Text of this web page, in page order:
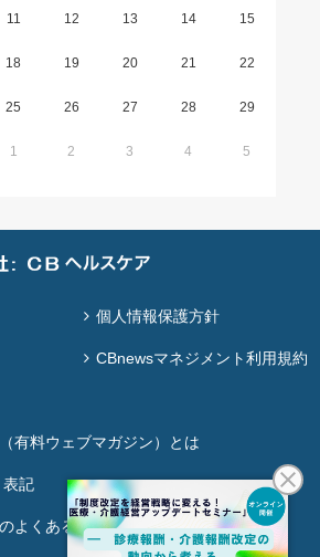
11 12 13 14 15
18 19 20 21 22
25 26 27 28 29
1 2 3 4 5
個人情報保護方針
CBnewsマネジメント利用規約
有料ウェブマガジン）とは
表記
よくある質問